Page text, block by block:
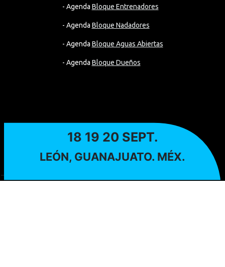
- Agenda Bloque Entrenadores
- Agenda Bloque Nadadores
- Agenda Bloque Aguas Abiertas
- Agenda Bloque Dueños
-->
18 19 20 SEPT.
LEÓN, GUANAJUATO. MÉX.